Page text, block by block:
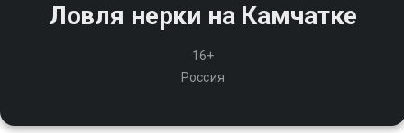
Ловля нерки на Камчатке
16+
Россия